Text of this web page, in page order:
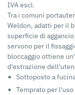
IVA escl.
Tra i comuni
Weldon, adatti per il
superficie di
servono per il
bloccaggio ottiene
d'estrazione
Sottoposto a
Temprato per l'uso